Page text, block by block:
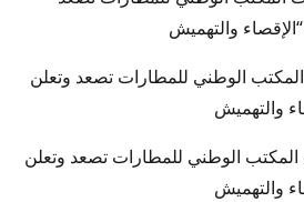
والتهميش
المكتب الوطني للمطارات تصعد وتعلن
والتهميش
المكتب الوطني للمطارات تصعد وتعلن
والتهميش